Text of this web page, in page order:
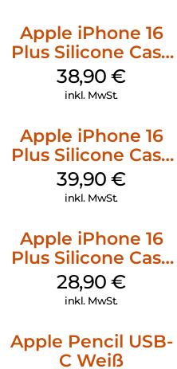
Apple iPhone 16
Plus Silicone Case
MagSafe Denim
38,90€
inkl. MwSt.
Apple iPhone 16
Plus Silicone Case
MagSafe Plum
39,90€
inkl. MwSt.
Apple iPhone 16
Plus Silicone Case
MagSafe Black
28,90€
inkl. MwSt.
Apple Pencil USB-
C Weiß